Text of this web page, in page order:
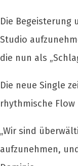
Die Begeisterung
Studio
die nun als
Die neue Single
rhythmische Flow
„Wir sind
aufzunehmen,